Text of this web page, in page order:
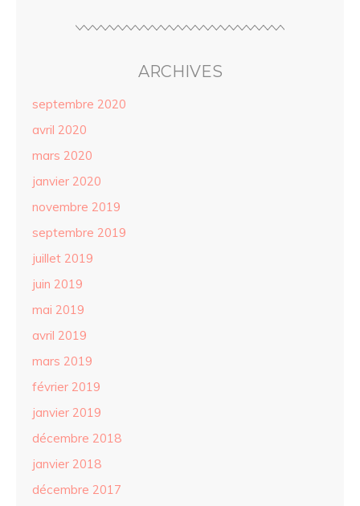
ARCHIVES
septembre 2020
avril 2020
mars 2020
janvier 2020
novembre 2019
septembre 2019
juillet 2019
juin 2019
mai 2019
avril 2019
mars 2019
février 2019
janvier 2019
décembre 2018
janvier 2018
décembre 2017